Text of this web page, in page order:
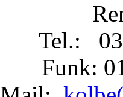
Tel.:
Funk: